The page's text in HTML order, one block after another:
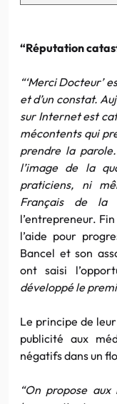
“Réputation
“‘Merci Docteur’
et d’un constat.
sur Internet est
mécontents qui
prendre la
l’image de la
praticiens, ni
Français de la
l’entrepreneur.
l’aide pour
Bancel et son
ont saisi
développé le
Le principe de
publicité aux
négatifs dans un
“On propose